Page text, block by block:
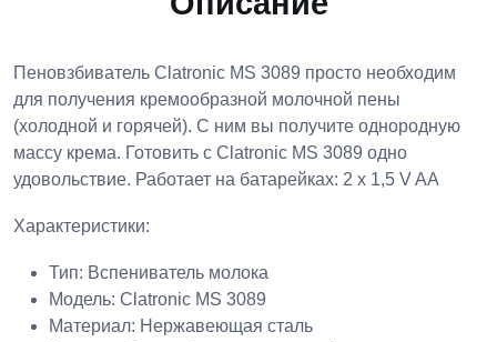
Пеновзбиватель Clatronic MS 3089 просто необходим
для получения кремообразной молочной пены
(холодной и горячей). С ним вы получите однородную
массу крема. Готовить с Clatronic MS 3089 одно
удовольствие. Работает на батарейках: 2 x 1,5 V AA
Характеристики:
Тип: Вспениватель молока
Модель: Clatronic MS 3089
Материал: Нержавеющая сталь